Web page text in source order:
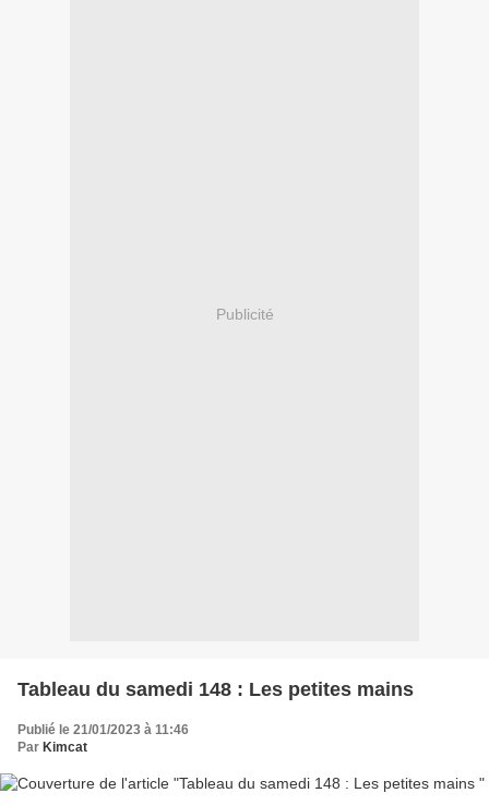
Publicité
Tableau du samedi 148 : Les petites mains
Publié le 21/01/2023 à 11:46
Par Kimcat